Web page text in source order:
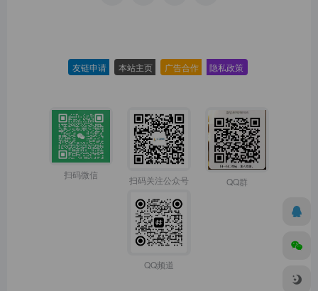
友链申请 本站主页 广告合作 隐私政策
扫码微信 扫码关注公众号 QQ群
QQ频道